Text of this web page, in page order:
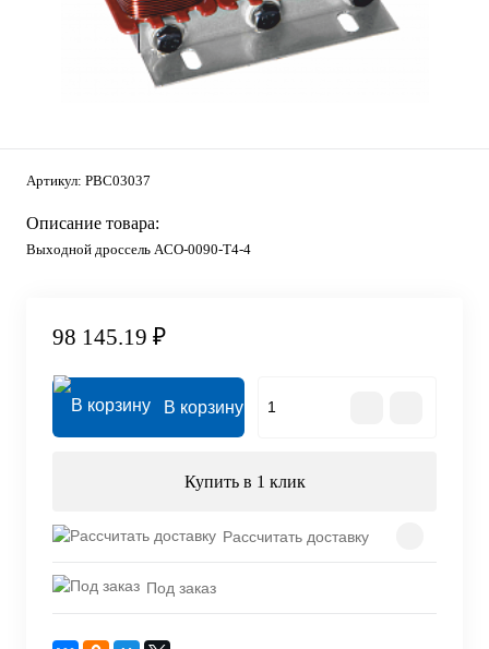
Артикул: PBC03037
Описание товара:
Выходной дроссель ACO-0090-T4-4
98 145.19 ₽
В корзину
Купить в 1 клик
Рассчитать доставку
Под заказ